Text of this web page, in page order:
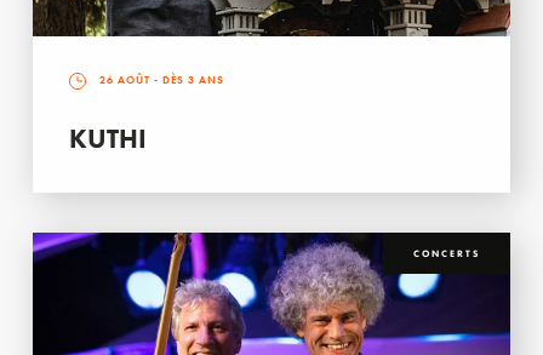
26 AOÛT - DÈS 3 ANS
KUTHI
CONCERTS